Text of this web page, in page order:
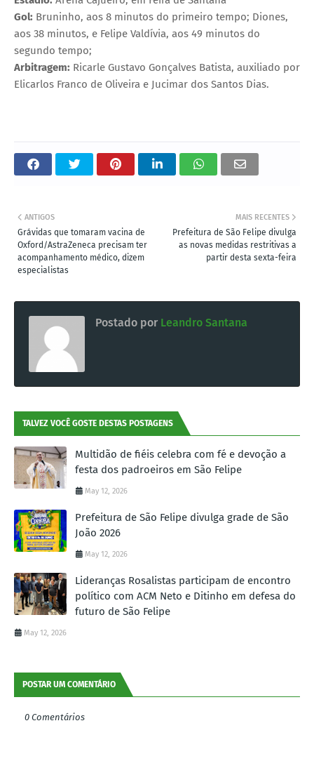
Gol: Bruninho, aos 8 minutos do primeiro tempo; Diones,
aos 38 minutos, e Felipe Valdívia, aos 49 minutos do
segundo tempo;
Arbitragem: Ricarle Gustavo Gonçalves Batista, auxiliado por
Elicarlos Franco de Oliveira e Jucimar dos Santos Dias.
MAIS RECENTES
Prefeitura de São Felipe divulga
as novas medidas restritivas a
partir desta sexta-feira
ANTIGOS
Grávidas que tomaram vacina de
Oxford/AstraZeneca precisam ter
acompanhamento médico, dizem
especialistas
Postado por Leandro Santana
TALVEZ VOCÊ GOSTE DESTAS POSTAGENS
Multidão de fiéis celebra com fé e devoção a
festa dos padroeiros em São Felipe
May 12, 2026
Prefeitura de São Felipe divulga grade de São
João 2026
May 12, 2026
Lideranças Rosalistas participam de encontro
político com ACM Neto e Ditinho em defesa do
futuro de São Felipe
May 12, 2026
POSTAR UM COMENTÁRIO
0 Comentários